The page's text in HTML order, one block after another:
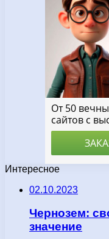
Интересное
02.10.2023
Чернозем:
значение